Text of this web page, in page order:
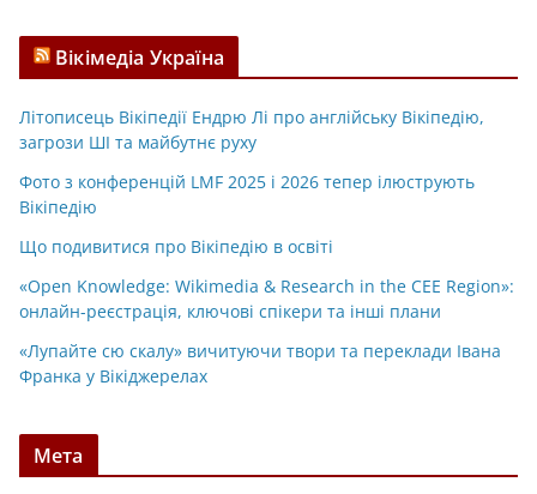
Вікімедіа Україна
Літописець Вікіпедії Ендрю Лі про англійську Вікіпедію,
загрози ШІ та майбутнє руху
Фото з конференцій LMF 2025 і 2026 тепер ілюструють
Вікіпедію
Що подивитися про Вікіпедію в освіті
«Open Knowledge: Wikimedia & Research in the CEE Region»:
онлайн-реєстрація, ключові спікери та інші плани
«Лупайте сю скалу» вичитуючи твори та переклади Івана
Франка у Вікіджерелах
Мета